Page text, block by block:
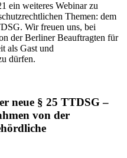
ein weiteres Webinar zu
Themen: dem
Wir freuen uns, bei
der Berliner Beauftragten für
als Gast und
dürfen.
neue § 25 TTDSG –
von der